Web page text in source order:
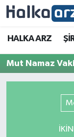
HALKA ARZ
Mut Namaz
HALKA ARZ
SERMAYE
TEMETTÜ